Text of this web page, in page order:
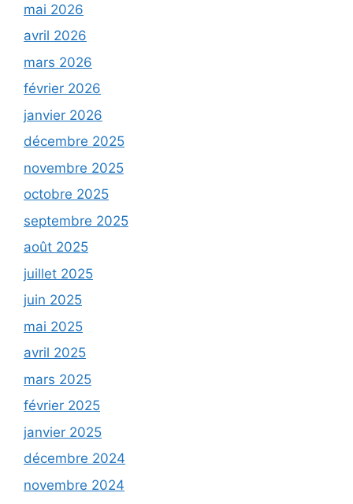
mai 2026
avril 2026
mars 2026
février 2026
janvier 2026
décembre 2025
novembre 2025
octobre 2025
septembre 2025
août 2025
juillet 2025
juin 2025
mai 2025
avril 2025
mars 2025
février 2025
janvier 2025
décembre 2024
novembre 2024